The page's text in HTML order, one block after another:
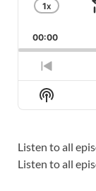
RATE
1X
00:00
Show
Podcast
Listen to all
Listen to all